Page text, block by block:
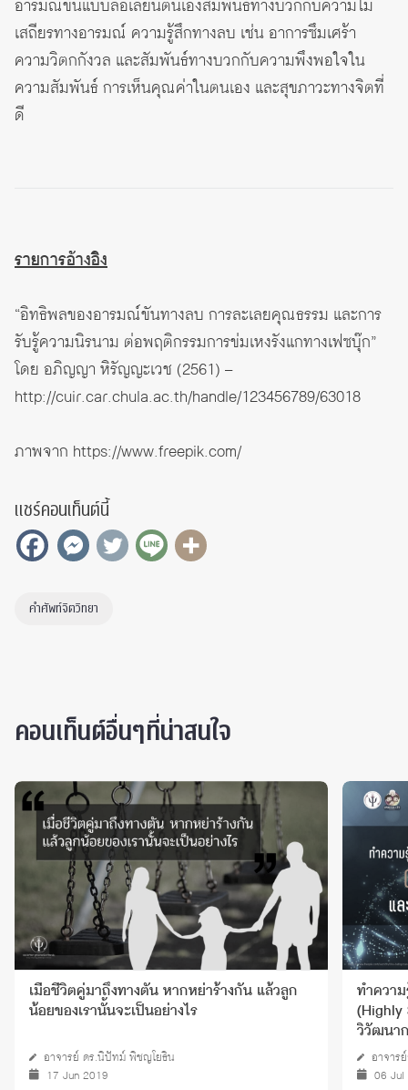
อารมณ์ขันแบบล้อเลียนตนเองสัมพันธ์ทางบวกกับความไม่
เสถียรทางอารมณ์ ความรู้สึกทางลบ เช่น อาการซึมเศร้า
ความวิตกกังวล และสัมพันธ์ทางบวกกับความพึงพอใจใน
ความสัมพันธ์ การเห็นคุณค่าในตนเอง และสุขภาวะทางจิตที่
ดี
รายการอ้างอิง
“อิทธิพลของอารมณ์ขันทางลบ การละเลยคุณธรรม และการ
รับรู้ความนิรนาม ต่อพฤติกรรมการข่มเหงรังแกทางเฟซบุ๊ก”
โดย อภิญญา หิรัญญะเวช (2561) –
http://cuir.car.chula.ac.th/handle/123456789/63018
ภาพจาก https://www.freepik.com/
แชร์คอนเท็นต์นี้
คำศัพท์จิตวิทยา
คอนเท็นต์อื่นๆที่น่าสนใจ
เมื่อชีวิตคู่มาถึงทางตัน หากหย่าร้างกัน แล้วลูก
น้อยของเรานั้นจะเป็นอย่างไร
อาจารย์ ดร.นิปัทม์ พิชญโยธิน
17 Jun 2019
ทำควา
(Highly
วิวัฒนา
อาจาร
06